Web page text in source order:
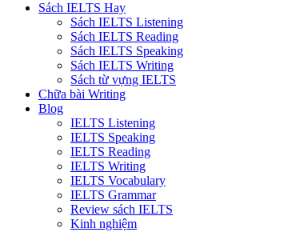
Sách IELTS Hay
Sách IELTS Listening
Sách IELTS Reading
Sách IELTS Speaking
Sách IELTS Writing
Sách từ vựng IELTS
Chữa bài Writing
Blog
IELTS Listening
IELTS Speaking
IELTS Reading
IELTS Writing
IELTS Vocabulary
IELTS Grammar
Review sách IELTS
Kinh nghiệm